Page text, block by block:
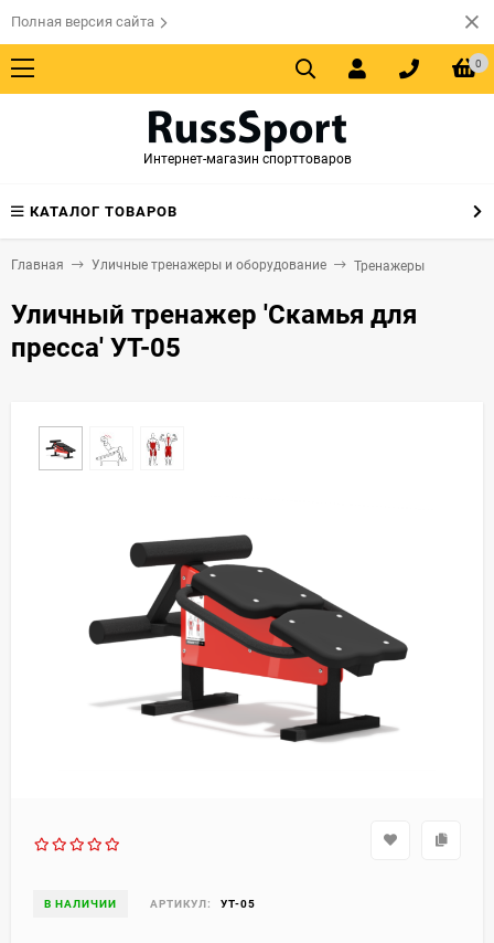
Полная версия сайта
0
Интернет-магазин спорттоваров
КАТАЛОГ ТОВАРОВ
Главная Уличные тренажеры и оборудование Тренажеры
Уличный тренажер 'Скамья для
пресса' УТ-05
В НАЛИЧИИ АРТИКУЛ: УТ-05